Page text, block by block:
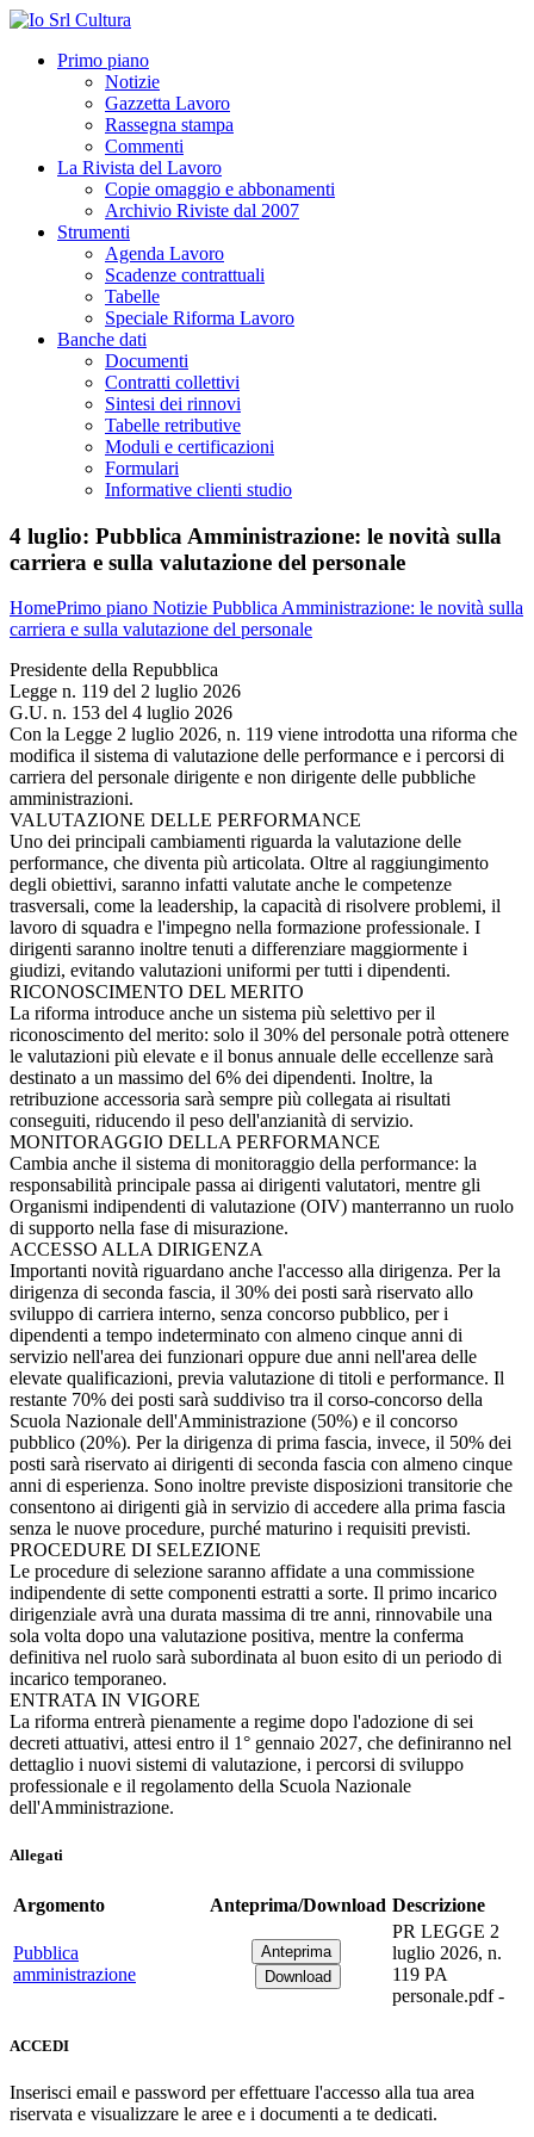
Primo piano
Notizie
Gazzetta Lavoro
Rassegna stampa
Commenti
La Rivista del Lavoro
Copie omaggio e abbonamenti
Archivio Riviste dal 2007
Strumenti
Agenda Lavoro
Scadenze contrattuali
Tabelle
Speciale Riforma Lavoro
Banche dati
Documenti
Contratti collettivi
Sintesi dei rinnovi
Tabelle retributive
Moduli e certificazioni
Formulari
Informative clienti studio
4 luglio: Pubblica Amministrazione: le novità sulla
carriera e sulla valutazione del personale
HomePrimo piano Notizie Pubblica Amministrazione: le novità sulla
carriera e sulla valutazione del personale
Presidente della Repubblica
Legge n. 119 del 2 luglio 2026
G.U. n. 153 del 4 luglio 2026
Con la Legge 2 luglio 2026, n. 119 viene introdotta una riforma che
modifica il sistema di valutazione delle performance e i percorsi di
carriera del personale dirigente e non dirigente delle pubbliche
amministrazioni.
VALUTAZIONE DELLE PERFORMANCE
Uno dei principali cambiamenti riguarda la valutazione delle
performance, che diventa più articolata. Oltre al raggiungimento
degli obiettivi, saranno infatti valutate anche le competenze
trasversali, come la leadership, la capacità di risolvere problemi, il
lavoro di squadra e l'impegno nella formazione professionale. I
dirigenti saranno inoltre tenuti a differenziare maggiormente i
giudizi, evitando valutazioni uniformi per tutti i dipendenti.
RICONOSCIMENTO DEL MERITO
La riforma introduce anche un sistema più selettivo per il
riconoscimento del merito: solo il 30% del personale potrà ottenere
le valutazioni più elevate e il bonus annuale delle eccellenze sarà
destinato a un massimo del 6% dei dipendenti. Inoltre, la
retribuzione accessoria sarà sempre più collegata ai risultati
conseguiti, riducendo il peso dell'anzianità di servizio.
MONITORAGGIO DELLA PERFORMANCE
Cambia anche il sistema di monitoraggio della performance: la
responsabilità principale passa ai dirigenti valutatori, mentre gli
Organismi indipendenti di valutazione (OIV) manterranno un ruolo
di supporto nella fase di misurazione.
ACCESSO ALLA DIRIGENZA
Importanti novità riguardano anche l'accesso alla dirigenza. Per la
dirigenza di seconda fascia, il 30% dei posti sarà riservato allo
sviluppo di carriera interno, senza concorso pubblico, per i
dipendenti a tempo indeterminato con almeno cinque anni di
servizio nell'area dei funzionari oppure due anni nell'area delle
elevate qualificazioni, previa valutazione di titoli e performance. Il
restante 70% dei posti sarà suddiviso tra il corso-concorso della
Scuola Nazionale dell'Amministrazione (50%) e il concorso
pubblico (20%). Per la dirigenza di prima fascia, invece, il 50% dei
posti sarà riservato ai dirigenti di seconda fascia con almeno cinque
anni di esperienza. Sono inoltre previste disposizioni transitorie che
consentono ai dirigenti già in servizio di accedere alla prima fascia
senza le nuove procedure, purché maturino i requisiti previsti.
PROCEDURE DI SELEZIONE
Le procedure di selezione saranno affidate a una commissione
indipendente di sette componenti estratti a sorte. Il primo incarico
dirigenziale avrà una durata massima di tre anni, rinnovabile una
sola volta dopo una valutazione positiva, mentre la conferma
definitiva nel ruolo sarà subordinata al buon esito di un periodo di
incarico temporaneo.
ENTRATA IN VIGORE
La riforma entrerà pienamente a regime dopo l'adozione di sei
decreti attuativi, attesi entro il 1° gennaio 2027, che definiranno nel
dettaglio i nuovi sistemi di valutazione, i percorsi di sviluppo
professionale e il regolamento della Scuola Nazionale
dell'Amministrazione.
Allegati
Argomento Anteprima/Download Descrizione
Pubblica
amministrazione
PR LEGGE 2
luglio 2026, n.
119 PA
personale.pdf -
ACCEDI
Inserisci email e password per effettuare l'accesso alla tua area
riservata e visualizzare le aree e i documenti a te dedicati.